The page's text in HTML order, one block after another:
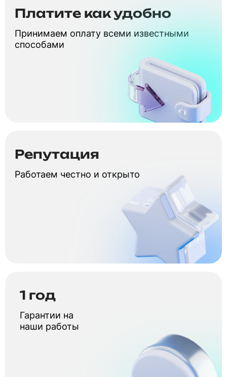
Репутация
Работаем честно и открыто
Платите как удобно
Принимаем оплату всеми известными
способами
1 год
Гарантии на
наши работы